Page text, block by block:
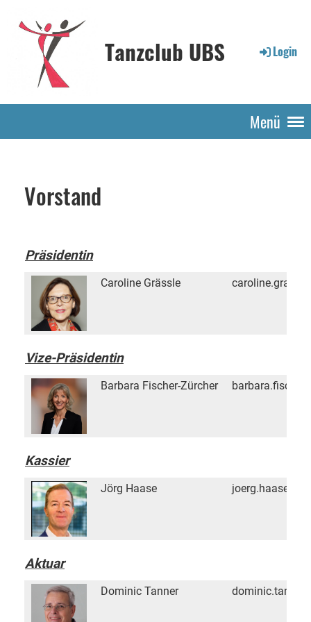
Tanzclub UBS Login
Menü
Vorstand
Präsidentin
Caroline Grässle
Vize-Präsidentin
Barbara Fischer-Zürcher
Kassier
Jörg Haase
Aktuar
Dominic Tanner